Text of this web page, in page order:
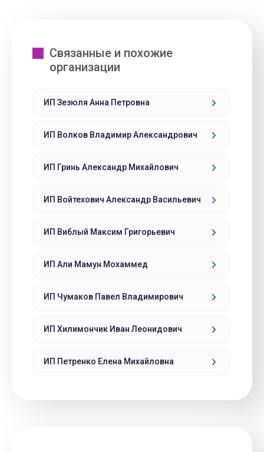
Связанные и похожие
организации
ИП Зезюля Анна Петровна
ИП Волков Владимир Александрович
ИП Гринь Александр Михайлович
ИП Войтехович Александр Васильевич
ИП Виблый Максим Григорьевич
ИП Али Мамун Мохаммед
ИП Чумаков Павел Владимирович
ИП Хилимончик Иван Леонидович
ИП Петренко Елена Михайловна